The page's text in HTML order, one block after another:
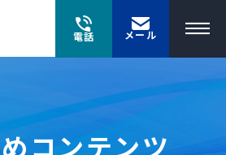
電話 メール
コンテンツ